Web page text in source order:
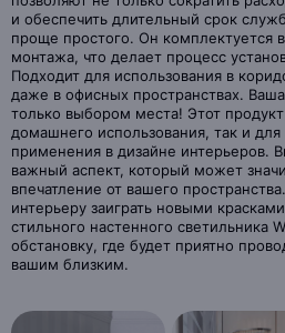
и обеспечить длительный срок
проще простого. Он комплектуется
монтажа, что делает процесс
Подходит для использования в
даже в офисных пространствах.
только выбором места! Этот
домашнего использования, так и
применения в дизайне интерьеров.
важный аспект, который может
впечатление от вашего
интерьеру заиграть новыми
стильного настенного светильника
обстановку, где будет приятно
вашим близким.